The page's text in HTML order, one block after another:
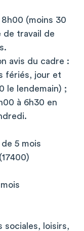
(moins 30
de travail de
avis du cadre :
fériés, jour et
le lendemain) ;
à 6h30 en
5 mois
sociales, loisirs,